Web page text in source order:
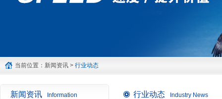
当前位置： 新闻资讯 > 行业动态
新闻资讯 Information 行业动态 Industry News